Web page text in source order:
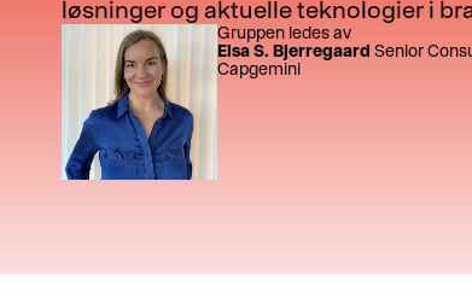
løsninger og aktuelle teknologier i
Gruppen ledes av
Elsa S. Bjerregaard Senior
Capgemini